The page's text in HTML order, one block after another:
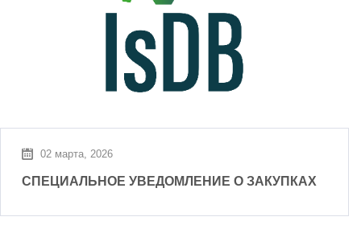
02 марта, 2026
СПЕЦИАЛЬНОЕ УВЕДОМЛЕНИЕ О ЗАКУПКАХ